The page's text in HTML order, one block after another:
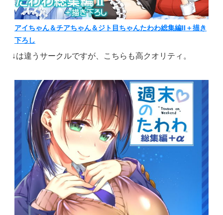
アイちゃん＆チアちゃん＆ジト目ちゃんたわわ総集編II＋描き
下ろし
↓は違うサークルですが、こちらも高クオリティ。